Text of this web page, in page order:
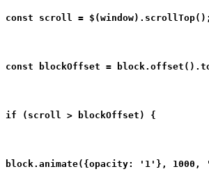
const scroll = $(window).scrollTop();
const blockOffset =
if (scroll > blockOffset) {
block.animate({opacity: '1'},